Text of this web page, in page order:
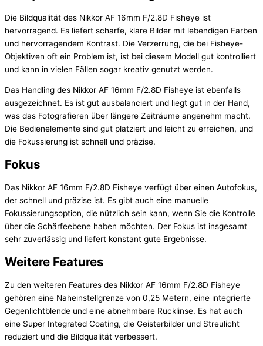
Die Bildqualität des Nikkor AF 16mm F/2.8D Fisheye ist
hervorragend. Es liefert scharfe, klare Bilder mit lebendigen Farben
und hervorragendem Kontrast. Die Verzerrung, die bei Fisheye-
Objektiven oft ein Problem ist, ist bei diesem Modell gut kontrolliert
und kann in vielen Fällen sogar kreativ genutzt werden.
Das Handling des Nikkor AF 16mm F/2.8D Fisheye ist ebenfalls
ausgezeichnet. Es ist gut ausbalanciert und liegt gut in der Hand,
was das Fotografieren über längere Zeiträume angenehm macht.
Die Bedienelemente sind gut platziert und leicht zu erreichen, und
die Fokussierung ist schnell und präzise.
Fokus
Das Nikkor AF 16mm F/2.8D Fisheye verfügt über einen Autofokus,
der schnell und präzise ist. Es gibt auch eine manuelle
Fokussierungsoption, die nützlich sein kann, wenn Sie die Kontrolle
über die Schärfeebene haben möchten. Der Fokus ist insgesamt
sehr zuverlässig und liefert konstant gute Ergebnisse.
Weitere Features
Zu den weiteren Features des Nikkor AF 16mm F/2.8D Fisheye
gehören eine Naheinstellgrenze von 0,25 Metern, eine integrierte
Gegenlichtblende und eine abnehmbare Rücklinse. Es hat auch
eine Super Integrated Coating, die Geisterbilder und Streulicht
reduziert und die Bildqualität verbessert.